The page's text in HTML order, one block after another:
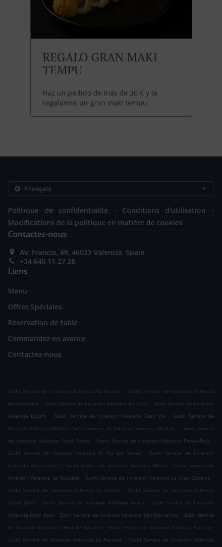
REGALO GRAN MAKI
TEMPU
Haz un pedido de más de 30 € y te
regalamos un gran maki tempu.
Politique de confidentialité . Conditions d'utilisation .
Modifications de la politique en matière de cookies
Contactez-nous
Av. Francia, 49, 46023 Valencia, Spain
+34 640 11 27 28
Liens
Menu
Offres Spéciales
Réservation de table
Commandez en avance
Contactez-nous
Sushi Service de livraison Valencia Na Rovella . Sushi Service de livraison Valencia
Monteolivete . Sushi Service de livraison Valencia En Corts . Sushi Service de livraison
Valencia Ruzafa
. Sushi Service de livraison Valencia Gran Via . Sushi Service de
livraison Valencia Malilla . Sushi Service de livraison Valencia Mestalla . Sushi Service
de livraison Valencia Camí Fondo
. Sushi Service de livraison Valencia Penya-Roja .
Sushi Service de livraison Valencia El Pla del Remei
. Sushi Service de livraison
Valencia Arrancapins . Sushi Service de livraison Valencia Albors . Sushi Service de
livraison Valencia La Roqueta . Sushi Service de livraison Valencia La Creu Coberta .
Sushi Service de livraison Valencia La Raiosa
. Sushi Service de livraison Valencia
Ciutat Jardí
. Sushi Service de livraison Valencia Ayora . Sushi Service de livraison
Valencia Camí Real . Sushi Service de livraison Valencia San Marcelino . Sushi Service
de livraison Valencia L'Hort de Senabre . Sushi Service de livraison Valencia Patraix .
Sushi Service de livraison Valencia La Petxina
. Sushi Service de livraison Valencia